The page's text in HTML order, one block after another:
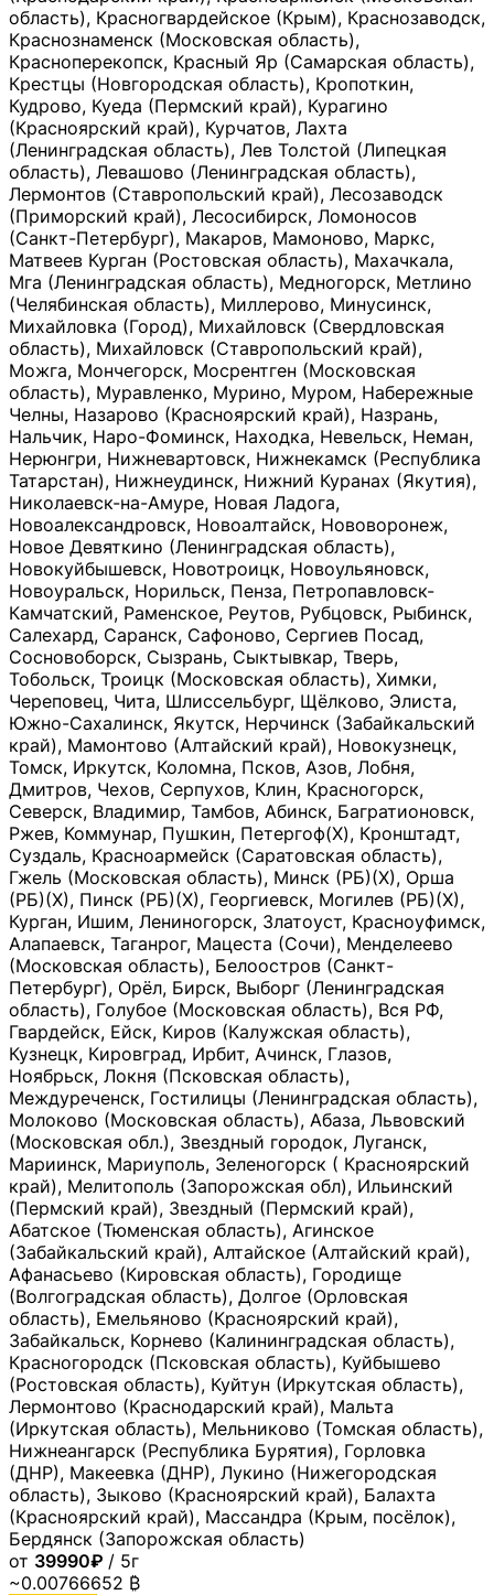
область), Красногвардейское (Крым), Краснозаводск,
Краснознаменск (Московская область),
Красноперекопск, Красный Яр (Самарская область),
Крестцы (Новгородская область), Кропоткин,
Кудрово, Куеда (Пермский край), Курагино
(Красноярский край), Курчатов, Лахта
(Ленинградская область), Лев Толстой (Липецкая
область), Левашово (Ленинградская область),
Лермонтов (Ставропольский край), Лесозаводск
(Приморский край), Лесосибирск, Ломоносов
(Санкт-Петербург), Макаров, Мамоново, Маркс,
Матвеев Курган (Ростовская область), Махачкала,
Мга (Ленинградская область), Медногорск, Метлино
(Челябинская область), Миллерово, Минусинск,
Михайловка (Город), Михайловск (Свердловская
область), Михайловск (Ставропольский край),
Можга, Мончегорск, Мосрентген (Московская
область), Муравленко, Мурино, Муром, Набережные
Челны, Назарово (Красноярский край), Назрань,
Нальчик, Наро-Фоминск, Находка, Невельск, Неман,
Нерюнгри, Нижневартовск, Нижнекамск (Республика
Татарстан), Нижнеудинск, Нижний Куранах (Якутия),
Николаевск-на-Амуре, Новая Ладога,
Новоалександровск, Новоалтайск, Нововоронеж,
Новое Девяткино (Ленинградская область),
Новокуйбышевск, Новотроицк, Новоульяновск,
Новоуральск, Норильск, Пенза, Петропавловск-
Камчатский, Раменское, Реутов, Рубцовск, Рыбинск,
Салехард, Саранск, Сафоново, Сергиев Посад,
Сосновоборск, Сызрань, Сыктывкар, Тверь,
Тобольск, Троицк (Московская область), Химки,
Череповец, Чита, Шлиссельбург, Щёлково, Элиста,
Южно-Сахалинск, Якутск, Нерчинск (Забайкальский
край), Мамонтово (Алтайский край), Новокузнецк,
Томск, Иркутск, Коломна, Псков, Азов, Лобня,
Дмитров, Чехов, Серпухов, Клин, Красногорск,
Северск, Владимир, Тамбов, Абинск, Багратионовск,
Ржев, Коммунар, Пушкин, Петергоф(Х), Кронштадт,
Суздаль, Красноармейск (Саратовская область),
Гжель (Московская область), Минск (РБ)(Х), Орша
(РБ)(Х), Пинск (РБ)(Х), Георгиевск, Могилев (РБ)(Х),
Курган, Ишим, Лениногорск, Златоуст, Красноуфимск,
Алапаевск, Таганрог, Мацеста (Сочи), Менделеево
(Московская область), Белоостров (Санкт-
Петербург), Орёл, Бирск, Выборг (Ленинградская
область), Голубое (Московская область), Вся РФ,
Гвардейск, Ейск, Киров (Калужская область),
Кузнецк, Кировград, Ирбит, Ачинск, Глазов,
Ноябрьск, Локня (Псковская область),
Междуреченск, Гостилицы (Ленинградская область),
Молоково (Московская область), Абаза, Львовский
(Московская обл.), Звездный городок, Луганск,
Мариинск, Мариуполь, Зеленогорск ( Красноярский
край), Мелитополь (Запорожская обл), Ильинский
(Пермский край), Звездный (Пермский край),
Абатское (Тюменская область), Агинское
(Забайкальский край), Алтайское (Алтайский край),
Афанасьево (Кировская область), Городище
(Волгоградская область), Долгое (Орловская
область), Емельяново (Красноярский край),
Забайкальск, Корнево (Калининградская область),
Красногородск (Псковская область), Куйбышево
(Ростовская область), Куйтун (Иркутская область),
Лермонтово (Краснодарский край), Мальта
(Иркутская область), Мельниково (Томская область),
Нижнеангарск (Республика Бурятия), Горловка
(ДНР), Макеевка (ДНР), Лукино (Нижегородская
область), Зыково (Красноярский край), Балахта
(Красноярский край), Массандра (Крым, посёлок),
Бердянск (Запорожская область)
от 39990₽ / 5г
~0.00766652 ₿